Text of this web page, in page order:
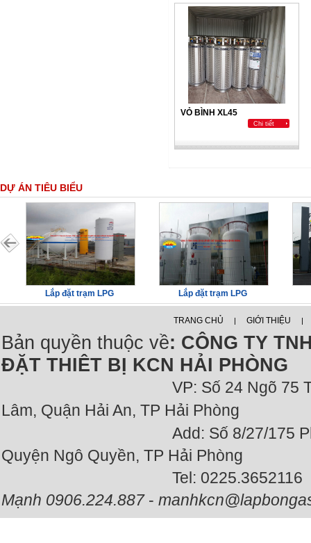
VỎ BÌNH XL45
Chi tiết
DỰ ÁN TIÊU BIỂU
Lắp đặt trạm LPG Lắp đặt trạm LPG
TRANG CHỦ | GIỚI THIỆU |
Bản quyền thuộc về: CÔNG TY
ĐẶT THIÊT BỊ KCN HẢI PHÒNG
VP: Số 24 Ngõ 75
Lâm, Quận Hải An, TP Hải Phòng
Add: Số 8/27/175 Phương
Quyện Ngô Quyền, TP Hải Phòng
Tel: 0225.3652116 - Fax:
Mạnh 0906.224.887-